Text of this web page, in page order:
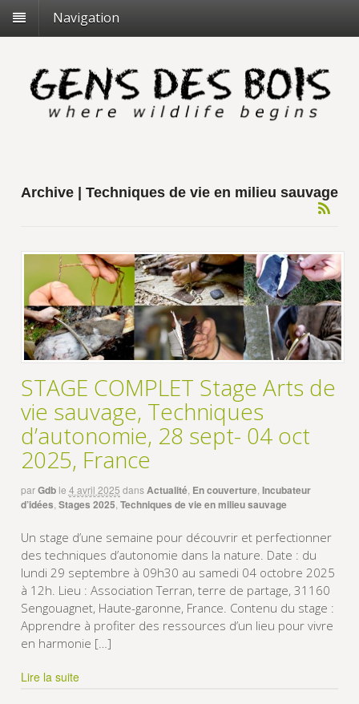
Navigation
Archive | Techniques de vie en milieu sauvage
STAGE COMPLET Stage Arts de
vie sauvage, Techniques
d’autonomie, 28 sept- 04 oct
2025, France
parGdb le 4 avril 2025 dansActualité, En couverture, Incubateur
d’idées Stages 2025 Techniques de vie en milieu sauvage
Un stage d’une semaine pour découvrir et perfectionner
des techniques d’autonomie dans la nature. Date : du
lundi 29 septembre à 09h30 au samedi 04 octobre 2025
à 12h. Lieu : Association Terran, terre de partage, 31160
Sengouagnet, Haute-garonne, France. Contenu du stage :
Apprendre à profiter des ressources d’un lieu pour vivre
en harmonie […]
Lire la suite